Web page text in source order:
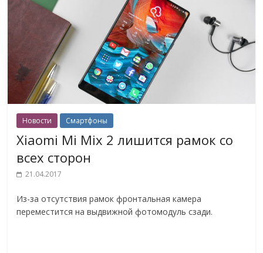
Новости Смартфоны
Xiaomi Mi Mix 2 лишится рамок со
всех сторон
21.04.2017
Из-за отсутствия рамок фронтальная камера
переместится на выдвижной фотомодуль сзади.